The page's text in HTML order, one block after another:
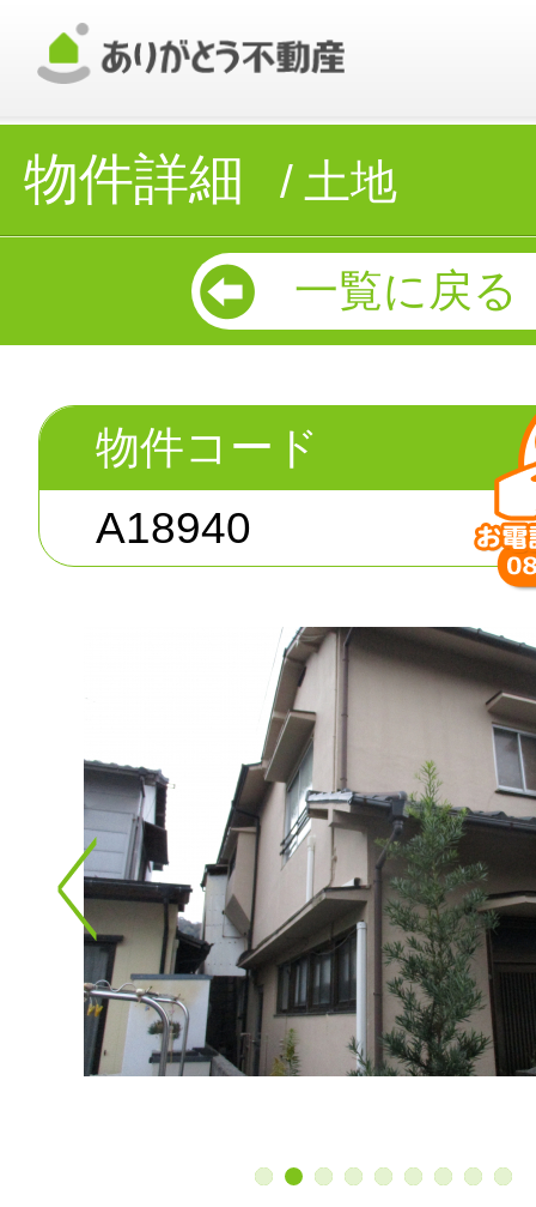
物件詳細 土地
一覧に戻る
物件コード
A18940